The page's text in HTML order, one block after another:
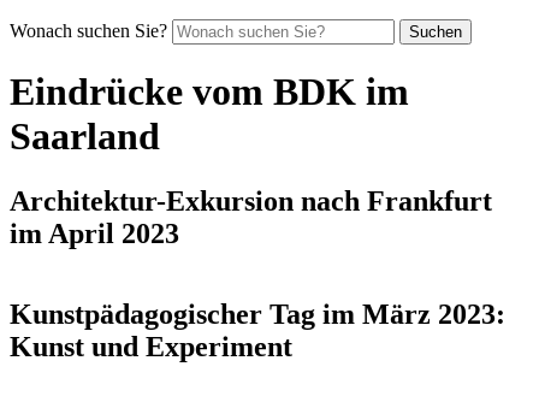
Wonach suchen Sie? Suchen
Eindrücke vom BDK im
Saarland
Architektur-Exkursion nach Frankfurt
im April 2023
Kunstpädagogischer Tag im März 2023:
Kunst und Experiment